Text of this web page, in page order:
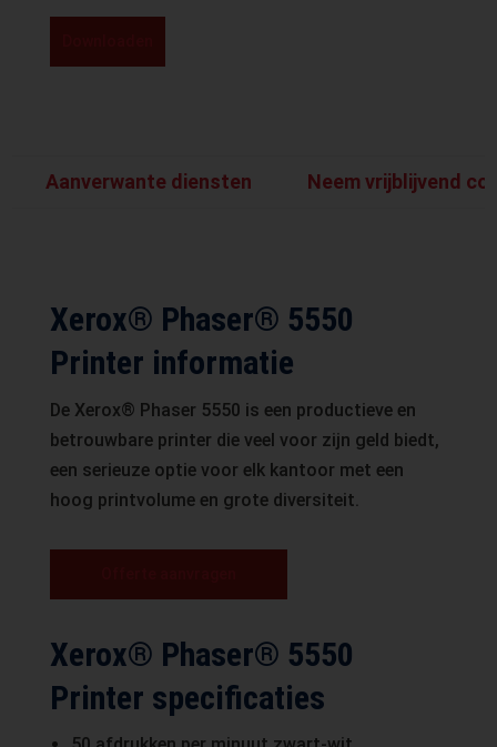
Aanverwante diensten Neem vrijblijvend
Xerox® Phaser® 5550
Printer informatie
De Xerox® Phaser 5550 is een productieve en
betrouwbare printer die veel voor zijn geld biedt,
een serieuze optie voor elk kantoor met een
hoog printvolume en grote diversiteit.
Xerox® Phaser® 5550
Printer specificaties